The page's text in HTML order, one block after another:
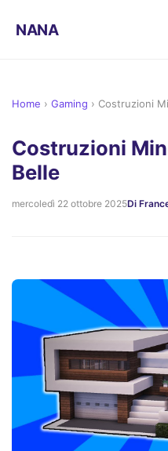
NANA
Home › Gaming › Costruzioni
Costruzioni
Belle
mercoledì 22 ottobre 2025Di